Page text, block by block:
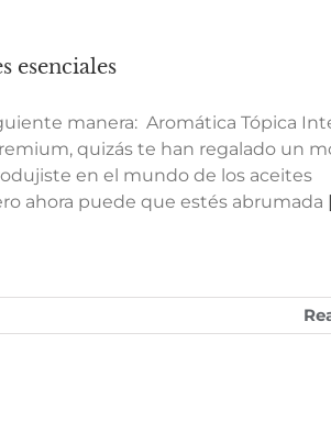
esenciales
manera: Aromática Tópica
quizás te han regalado un
en el mundo de los aceites
ahora puede que estés abrumada